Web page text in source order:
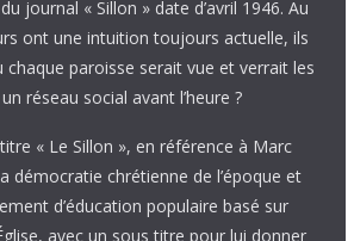
journal « Sillon » date d’avril 1946. Au
ont une intuition toujours actuelle, ils
paroisse serait vue et verrait les
réseau social avant l’heure ?
« Le Sillon », en référence à Marc
démocratie chrétienne de l’époque et
d’éducation populaire basé sur
avec un sous titre pour lui donner